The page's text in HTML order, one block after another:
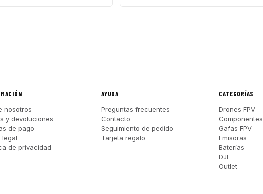
nosotros
y devoluciones
de pago
legal
de privacidad
AYUDA
Preguntas frecuentes
Contacto
Seguimiento de pedido
Tarjeta regalo
CATEGORÍAS
Drones FPV
Componentes
Gafas FPV
Emisoras
Baterías
DJI
Outlet